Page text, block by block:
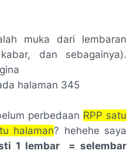
muka dari lembaran
dan sebagainya).
halaman 345
perbedaan RPP satu
halaman? hehehe saya
1 lembar = selembar